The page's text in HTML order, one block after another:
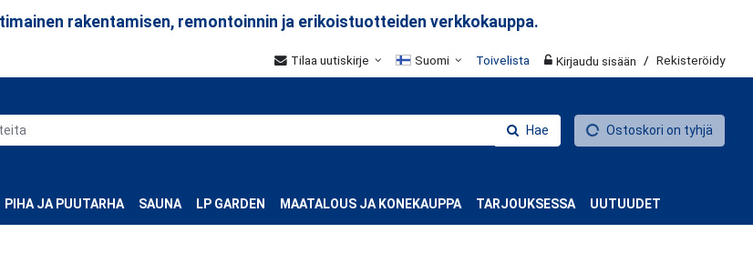
rakentamisen, remontoinnin ja erikoistuotteiden verkkokauppa.
Tilaa uutiskirje Suomi Toivelista Kirjaudu sisään / Rekisteröidy
Hae Ostoskori on tyhjä
PIHA JA PUUTARHA SAUNA LP GARDEN MAATALOUS JA KONEKAUPPA TARJOUKSESSA UUTUUDET